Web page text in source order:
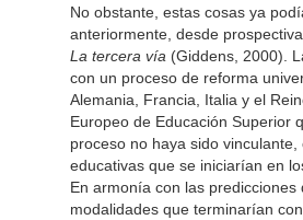
No obstante, estas cosas ya
anteriormente, desde
La tercera vía (Giddens, 2000).
con un proceso de reforma
Alemania, Francia, Italia y el
Europeo de Educación Superior
proceso no haya sido
educativas que se iniciarían en
En armonía con las
modalidades que terminarían